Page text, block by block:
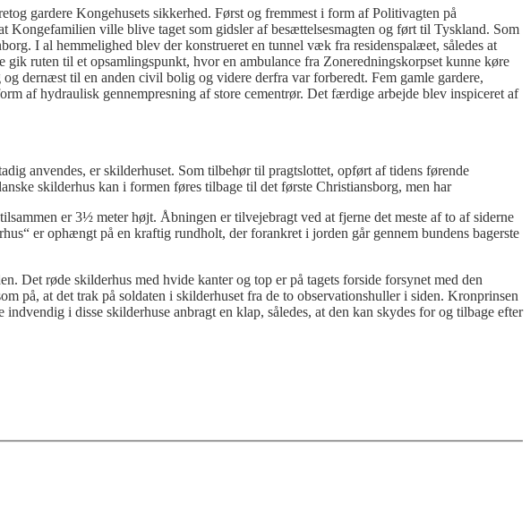
gardere Kongehusets sikkerhed. Først og fremmest i form af Politivagten på
Kongefamilien ville blive taget som gidsler af besættelsesmagten og ført til Tyskland. Som
I al hemmelighed blev der konstrueret en tunnel væk fra residenspalæet, således at
ruten til et opsamlingspunkt, hvor en ambulance fra Zoneredningskorpset kunne køre
dernæst til en anden civil bolig og videre derfra var forberedt. Fem gamle gardere,
af hydraulisk gennempresning af store cementrør. Det færdige arbejde blev inspiceret af
anvendes, er skilderhuset. Som tilbehør til pragtslottet, opført af tidens førende
skilderhus kan i formen føres tilbage til det første Christiansborg, men har
er 3½ meter højt. Åbningen er tilvejebragt ved at fjerne det meste af to af siderne
er ophængt på en kraftig rundholt, der forankret i jorden går gennem bundens bagerste
Det røde skilderhus med hvide kanter og top er på tagets forside forsynet med den
på, at det trak på soldaten i skilderhuset fra de to observationshuller i siden. Kronprinsen
i disse skilderhuse anbragt en klap, således, at den kan skydes for og tilbage efter